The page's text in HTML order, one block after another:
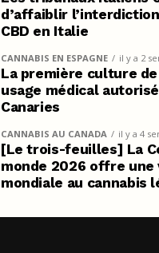
d’affaiblir
CBD en Italie
CANNABIS EN ESPAGNE il y a 2
La première culture de
usage médical
Canaries
CANNABIS AU CANADA il y a 4
[Le trois-feuilles] La
monde 2026 offre une
mondiale au cannabis